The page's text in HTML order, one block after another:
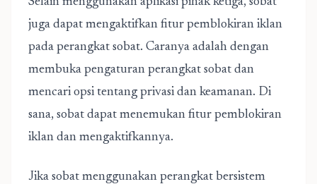
juga dapat mengaktifkan fitur pemblokiran iklan
pada perangkat sobat. Caranya adalah dengan
membuka pengaturan perangkat sobat dan
mencari opsi tentang privasi dan keamanan. Di
sana, sobat dapat menemukan fitur pemblokiran
iklan dan mengaktifkannya.
Jika sobat menggunakan perangkat bersistem